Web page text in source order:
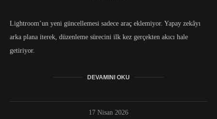
Lightroom’un yeni güncellemesi sadece araç eklemiyor. Yapay zekâyı
arka plana iterek, düzenleme sürecini ilk kez gerçekten akıcı hale
getiriyor.
DEVAMINI OKU
17 Nisan 2026